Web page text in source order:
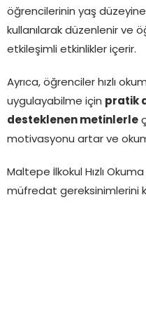
öğrencilerinin yaş
kullanılarak düzenlenir ve
etkileşimli etkinlikler içerir.
Ayrıca, öğrenciler hızlı
uygulayabilme için pratik
desteklenen metinlerle
motivasyonu artar ve
Maltepe İlkokul Hızlı
müfredat gereksinimlerini